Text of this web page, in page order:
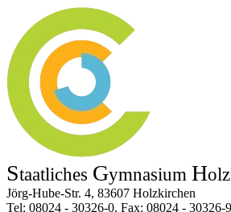
Staatliches Gymnasium H
Jörg-Hube-Str. 4, 83607 Holzkirchen
Tel: 08024 - 30326-0, Fax: 08024 - 30326-